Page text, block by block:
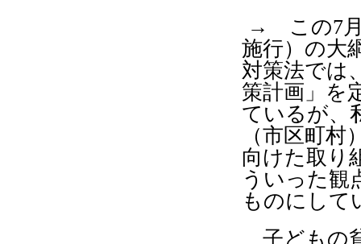
→ この7
施行）の大
対策法では
策計画」を
ているが、
（市区町
向けた取り
ういった観
ものにして
子どもの